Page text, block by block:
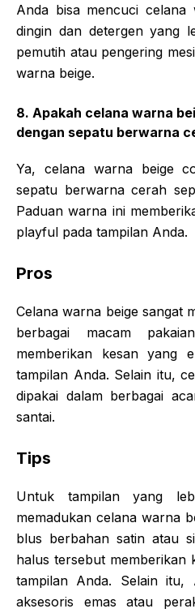
Anda bisa mencuci celana
dingin dan detergen yang
pemutih atau pengering
warna beige.
8. Apakah celana warna
dengan sepatu berwarna
Ya, celana warna beige
sepatu berwarna cerah
Paduan warna ini
playful pada tampilan Anda.
Pros
Celana warna beige sangat
berbagai macam
memberikan kesan yang
tampilan Anda. Selain itu,
dipakai dalam berbagai
santai.
Tips
Untuk tampilan yang
memadukan celana warna
blus berbahan satin atau
halus tersebut memberikan
tampilan Anda. Selain itu,
aksesoris emas atau